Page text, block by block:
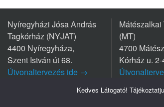
Nyíregyházi Jósa András
Tagkórház (NYJAT)
4400 Nyíregyháza,
Szent István út 68.
Útvonaltervezés ide →
Mátészalkai
(MT)
4700
Kórház u. 2-
Kedves Látogató!